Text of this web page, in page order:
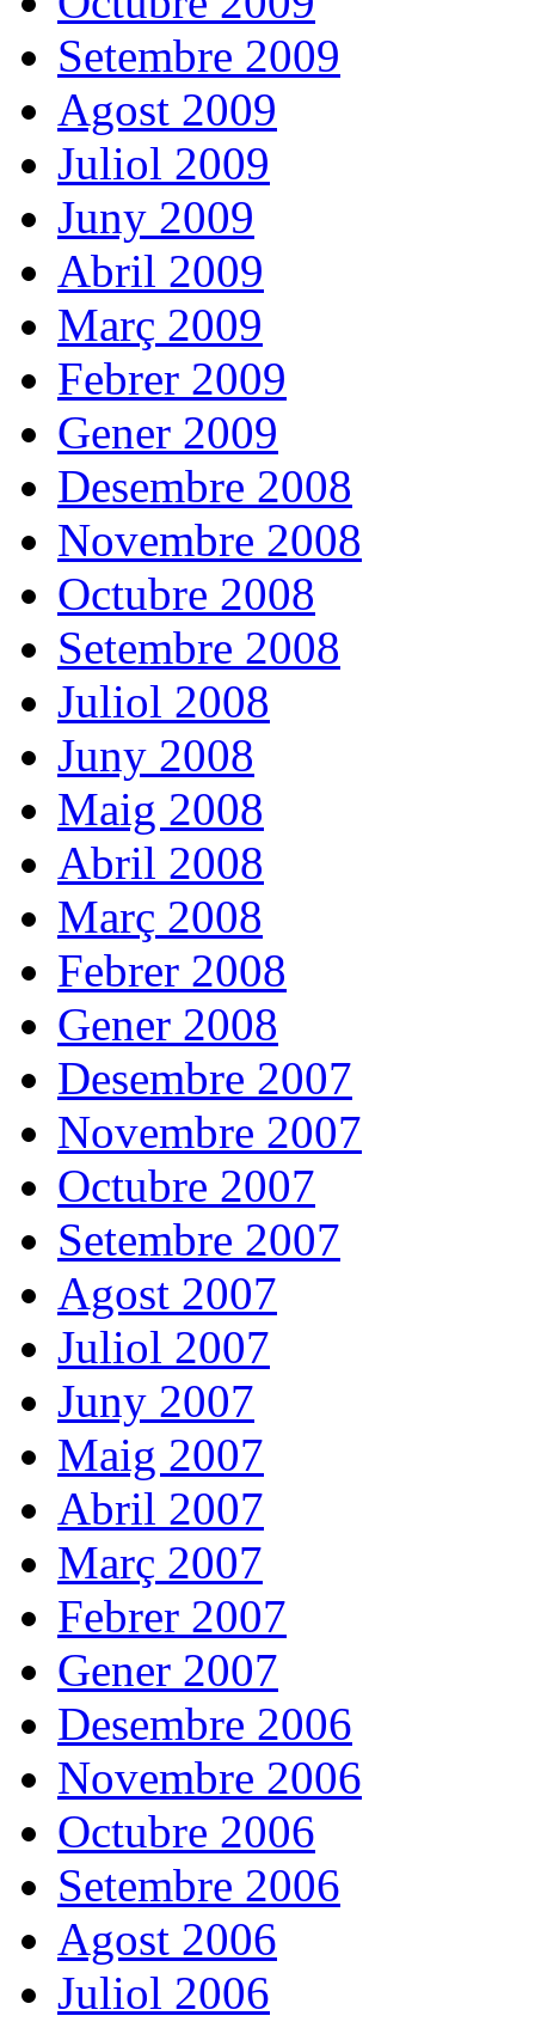
Setembre 2009
Agost 2009
Juliol 2009
Juny 2009
Abril 2009
Març 2009
Febrer 2009
Gener 2009
Desembre 2008
Novembre 2008
Octubre 2008
Setembre 2008
Juliol 2008
Juny 2008
Maig 2008
Abril 2008
Març 2008
Febrer 2008
Gener 2008
Desembre 2007
Novembre 2007
Octubre 2007
Setembre 2007
Agost 2007
Juliol 2007
Juny 2007
Maig 2007
Abril 2007
Març 2007
Febrer 2007
Gener 2007
Desembre 2006
Novembre 2006
Octubre 2006
Setembre 2006
Agost 2006
Juliol 2006